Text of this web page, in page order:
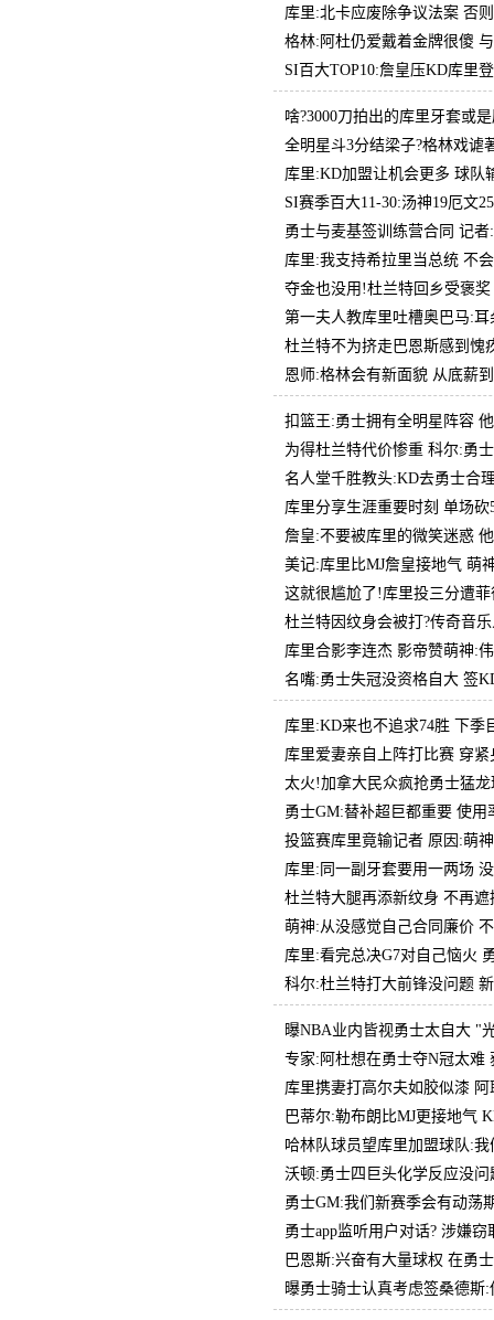
库里:北卡应废除争议法案 否
格林:阿杜仍爱戴着金牌很傻
SI百大TOP10:詹皇压KD库里
啥?3000刀拍出的库里牙套或
全明星斗3分结梁子?格林戏谑
库里:KD加盟让机会更多 球队
SI赛季百大11-30:汤神19厄文
勇士与麦基签训练营合同 记
库里:我支持希拉里当总统 不
夺金也没用!杜兰特回乡受褒
第一夫人教库里吐槽奥巴马:
杜兰特不为挤走巴恩斯感到愧
恩师:格林会有新面貌 从底薪
扣篮王:勇士拥有全明星阵容
为得杜兰特代价惨重 科尔:勇
名人堂千胜教头:KD去勇士合
库里分享生涯重要时刻 单场
詹皇:不要被库里的微笑迷惑
美记:库里比MJ詹皇接地气 萌
这就很尴尬了!库里投三分遭
杜兰特因纹身会被打?传奇音
库里合影李连杰 影帝赞萌神:
名嘴:勇士失冠没资格自大 签
库里:KD来也不追求74胜 下季
库里爱妻亲自上阵打比赛 穿
太火!加拿大民众疯抢勇士猛
勇士GM:替补超巨都重要 使用
投篮赛库里竟输记者 原因:萌
库里:同一副牙套要用一两场
杜兰特大腿再添新纹身 不再
萌神:从没感觉自己合同廉价
库里:看完总决G7对自己恼火
科尔:杜兰特打大前锋没问题
曝NBA业内皆视勇士太自大 "
专家:阿杜想在勇士夺N冠太难
库里携妻打高尔夫如胶似漆
巴蒂尔:勒布朗比MJ更接地气
哈林队球员望库里加盟球队:
沃顿:勇士四巨头化学反应没
勇士GM:我们新赛季会有动荡
勇士app监听用户对话? 涉嫌
巴恩斯:兴奋有大量球权 在勇
曝勇士骑士认真考虑签桑德斯